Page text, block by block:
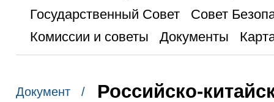
Государственный Совет
Совет
Комиссии и советы
Документы
Документ / Российско-